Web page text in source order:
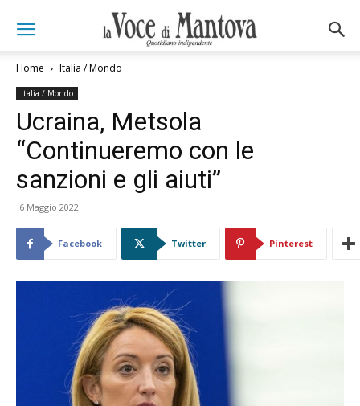
Home Italia / Mondo
Italia / Mondo
Ucraina, Metsola
“Continueremo con le
sanzioni e gli aiuti”
6 Maggio 2022
Facebook Twitter Pinterest